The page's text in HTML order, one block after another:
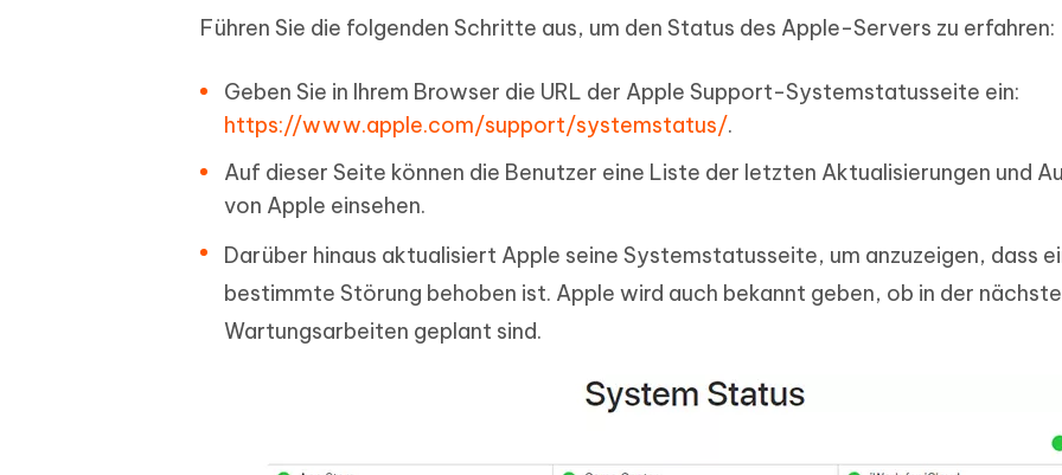
Führen Sie die folgenden Schritte aus, um den Status des Apple-Servers zu erfahren:
Geben Sie in Ihrem Browser die URL der Apple Support-Systemstatusseite ein:
https://www.apple.com/support/systemstatus/.
Auf dieser Seite können die Benutzer eine Liste der letzten Aktualisierungen und
von Apple einsehen.
Darüber hinaus aktualisiert Apple seine Systemstatusseite, um anzuzeigen, dass
bestimmte Störung behoben ist. Apple wird auch bekannt geben, ob in der
Wartungsarbeiten geplant sind.